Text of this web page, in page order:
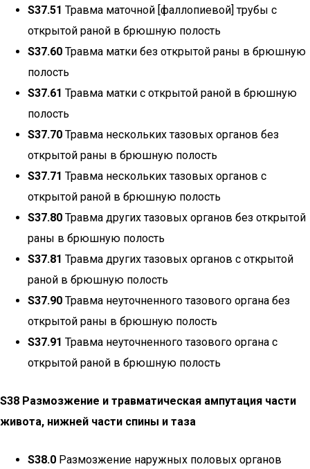
S37.51 Травма маточной [фаллопиевой] трубы с
открытой раной в брюшную полость
S37.60 Травма матки без открытой раны в брюшную
полость
S37.61 Травма матки с открытой раной в брюшную
полость
S37.70 Травма нескольких тазовых органов без
открытой раны в брюшную полость
S37.71 Травма нескольких тазовых органов с
открытой раной в брюшную полость
S37.80 Травма других тазовых органов без открытой
раны в брюшную полость
S37.81 Травма других тазовых органов с открытой
раной в брюшную полость
S37.90 Травма неуточненного тазового органа без
открытой раны в брюшную полость
S37.91 Травма неуточненного тазового органа с
открытой раной в брюшную полость
S38 Размозжение и травматическая ампутация части
живота, нижней части спины и таза
S38.0 Размозжение наружных половых органов